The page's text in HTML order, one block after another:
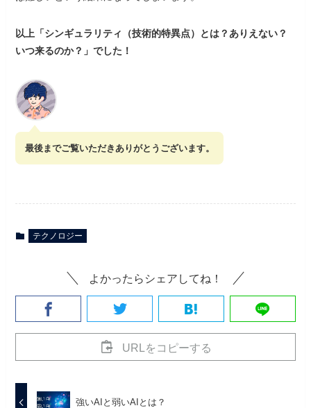
以上「シンギュラリティ（技術的特異点）とは？ありえない？
いつ来るのか？」でした！
最後までご覧いただきありがとうございます。
テクノロジー
よかったらシェアしてね！
URLをコピーする
強いAIと弱いAIとは？